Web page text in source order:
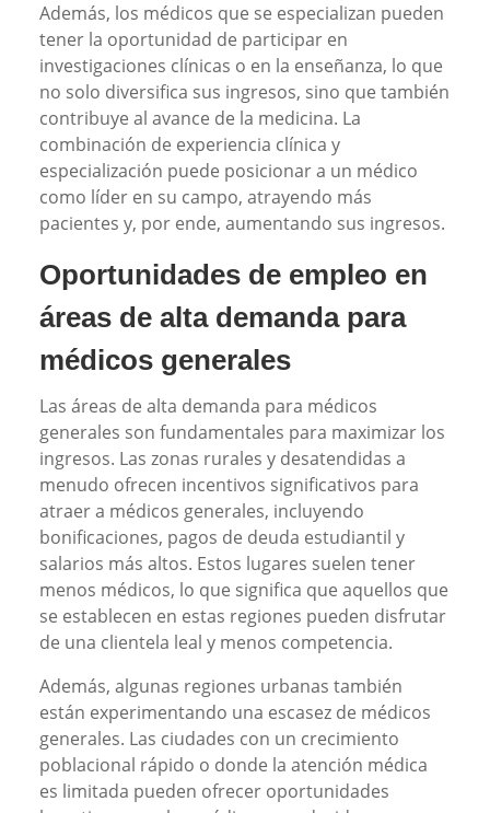
Además, los médicos que se especializan pueden
tener la oportunidad de participar en
investigaciones clínicas o en la enseñanza, lo que
no solo diversifica sus ingresos, sino que también
contribuye al avance de la medicina. La
combinación de experiencia clínica y
especialización puede posicionar a un médico
como líder en su campo, atrayendo más
pacientes y, por ende, aumentando sus ingresos.
Oportunidades de empleo en
áreas de alta demanda para
médicos generales
Las áreas de alta demanda para médicos
generales son fundamentales para maximizar los
ingresos. Las zonas rurales y desatendidas a
menudo ofrecen incentivos significativos para
atraer a médicos generales, incluyendo
bonificaciones, pagos de deuda estudiantil y
salarios más altos. Estos lugares suelen tener
menos médicos, lo que significa que aquellos que
se establecen en estas regiones pueden disfrutar
de una clientela leal y menos competencia.
Además, algunas regiones urbanas también
están experimentando una escasez de médicos
generales. Las ciudades con un crecimiento
poblacional rápido o donde la atención médica
es limitada pueden ofrecer oportunidades